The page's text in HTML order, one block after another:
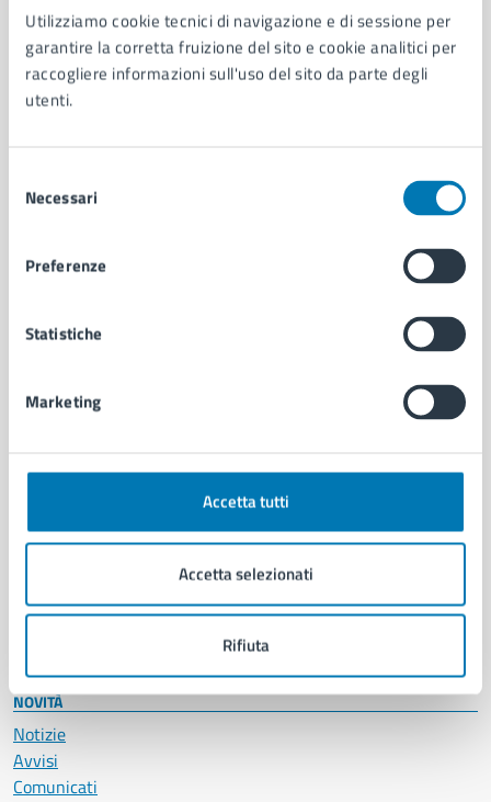
Utilizziamo cookie tecnici di navigazione e di sessione per
garantire la corretta fruizione del sito e cookie analitici per
raccogliere informazioni sull'uso del sito da parte degli
utenti.
delNecessari
Preferenze
Statistiche
Marketing
Accetta tutti
Accetta selezionati
Rifiuta
AMMINISTRAZIONE
Aree amministrative
Organi di governo
Municipalità
Personale amministrativo
Intranet, posta aziendale e protocollo
CATEGORIE DI SERVIZIO
Anagrafe e stato civile
Autorizzazioni
Documenti e certificati
Imprese e commercio
Salute, benessere e assistenza
Servizi Cimiteriali
Vita lavorativa
NOVITÀ
Notizie
Avvisi
Comunicati